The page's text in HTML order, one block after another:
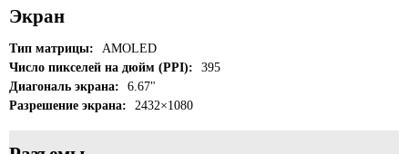
Экран
Тип матрицы:
AMOLED
Число пикселей на дюйм (PPI):
395
Диагональ экрана:
6.67"
Разрешение экрана:
2432×1080